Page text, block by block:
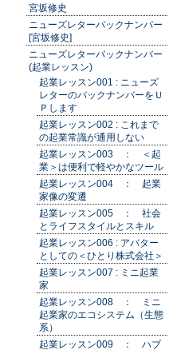
宮坂修史
ニューズレターバックナンバー
[宮坂修史]
ニューズレターバックナンバー
(起業レッスン)
起業レッスン001 : ニューズ
レターのバックナンバーをＵ
Ｐします
起業レッスン002 : これまで
の起業常識が通用しない
起業レッスン003 ： ＜起
業＞は便利で軽やかなツール
起業レッスン004 ： 起業
家像の変遷
起業レッスン005 ： 社会
とライフスタイルとスキル
起業レッスン006 : アバター
としての＜ひとり株式会社＞
起業レッスン007 : ミニ起業
家
起業レッスン008 ： ミニ
起業家のエコシステム（生態
系）
起業レッスン009 ： ハブ